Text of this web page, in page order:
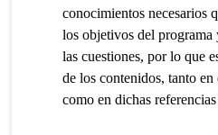
conocimientos necesarios
los objetivos del programa
las cuestiones, por lo que
de los contenidos, tanto
como en dichas